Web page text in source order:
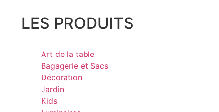
LES PRODUITS
Art de la table
Bagagerie et Sacs
Décoration
Jardin
Kids